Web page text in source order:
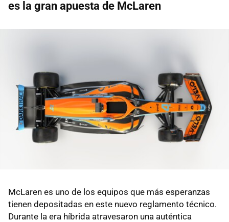
es la gran apuesta de McLaren
McLaren es uno de los equipos que más esperanzas
tienen depositadas en este nuevo reglamento técnico.
Durante la era híbrida atravesaron una auténtica